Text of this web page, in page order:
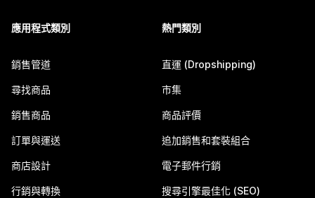
應用程式類別
銷售管道
尋找商品
銷售商品
訂單與運送
商店設計
行銷與轉換
熱門類別
直運 (Dropshipping)
市集
商品評價
追加銷售和套裝組合
電子郵件行銷
搜尋引擎最佳化 (SEO)